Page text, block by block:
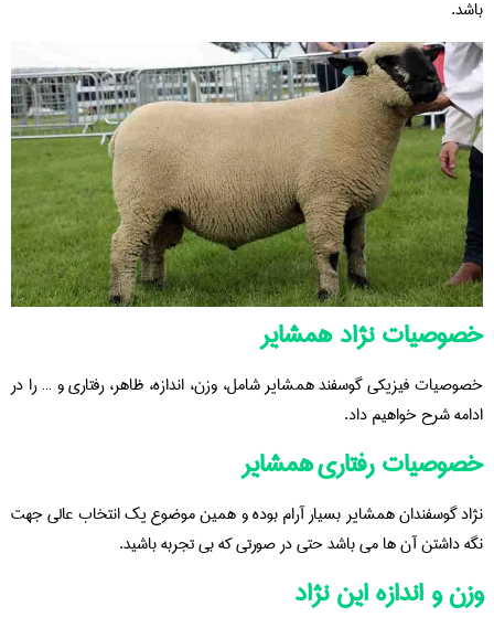
باشد.
خصوصیات نژاد همشایر
خصوصیات فیزیکی گوسفند همشایر شامل، وزن، اندازه، ظاهر، رفتاری و … را در
ادامه شرح خواهیم داد.
خصوصیات رفتاریهمشایر
نژاد گوسفندان همشایر بسیار آرام بوده و همین موضوع یک انتخاب عالی جهت
نگه داشتن آن ها می باشد حتی در صورتی که بی تجربه باشید.
وزن و اندازه این نژاد